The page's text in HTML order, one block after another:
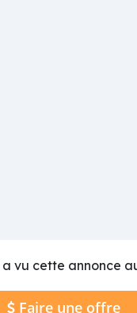
vu cette annonce
Faire une offre